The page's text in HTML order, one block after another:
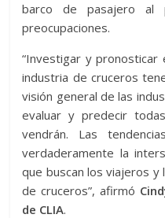
barco de pasajero al
preocupaciones.
“Investigar y
industria de cruceros
visión general de las
evaluar y predecir
vendrán. Las
verdaderamente la
que buscan los viajeros y
de cruceros”, afirmó
de CLIA.